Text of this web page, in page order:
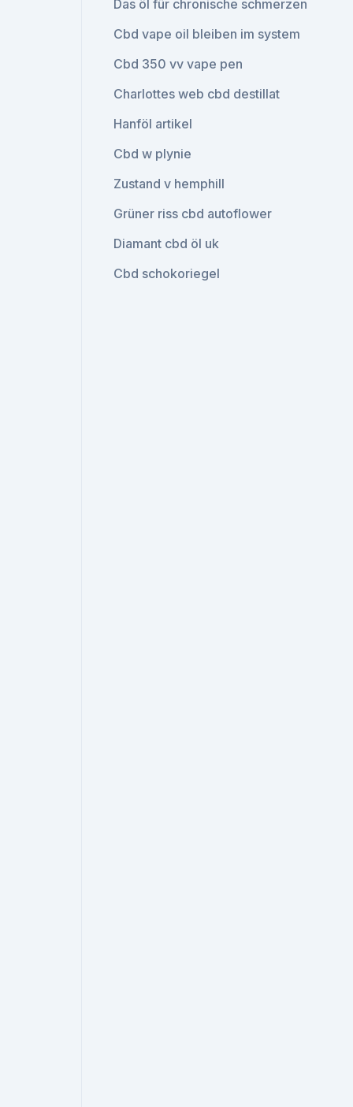
Das öl für chronische schmerzen
Cbd vape oil bleiben im system
Cbd 350 vv vape pen
Charlottes web cbd destillat
Hanföl artikel
Cbd w plynie
Zustand v hemphill
Grüner riss cbd autoflower
Diamant cbd öl uk
Cbd schokoriegel